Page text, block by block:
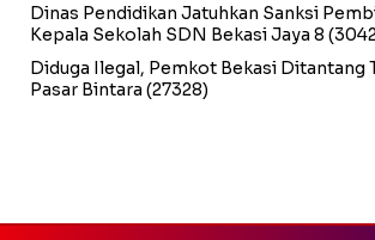
Dinas Pendidikan Jatuhkan Sanksi
Kepala Sekolah SDN Bekasi Jaya 8
Diduga Ilegal, Pemkot Bekasi Ditantang
Pasar Bintara (27328)